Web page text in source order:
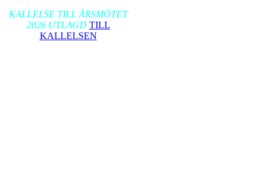
KALLELSE TILL ÅRSMÖTET
2026 UTLAGD TILL
KALLELSEN